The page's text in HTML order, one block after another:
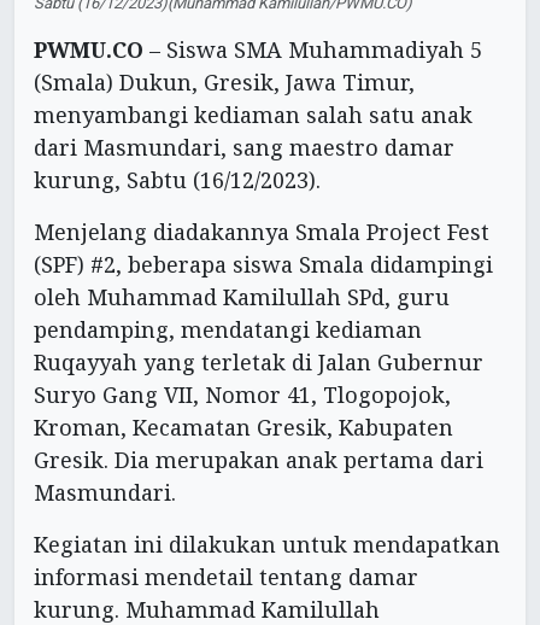
PWMU.CO – Siswa SMA Muhammadiyah 5
(Smala) Dukun, Gresik, Jawa Timur,
menyambangi kediaman salah satu anak
dari Masmundari, sang maestro damar
kurung, Sabtu (16/12/2023).
Menjelang diadakannya Smala Project Fest
(SPF) #2, beberapa siswa Smala didampingi
oleh Muhammad Kamilullah SPd, guru
pendamping, mendatangi kediaman
Ruqayyah yang terletak di Jalan Gubernur
Suryo Gang VII, Nomor 41, Tlogopojok,
Kroman, Kecamatan Gresik, Kabupaten
Gresik. Dia merupakan anak pertama dari
Masmundari.
Kegiatan ini dilakukan untuk mendapatkan
informasi mendetail tentang damar
kurung. Muhammad Kamilullah